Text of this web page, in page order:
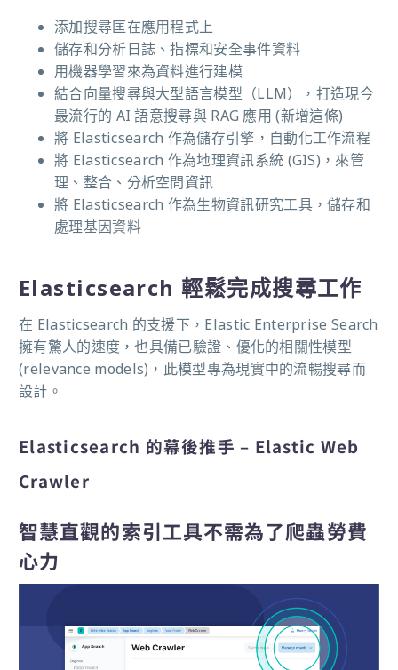
添加搜尋匡在應用程式上
儲存和分析日誌、指標和安全事件資料
用機器學習來為資料進行建模
結合向量搜尋與大型語言模型（LLM），打造現今
最流行的 AI 語意搜尋與 RAG 應用 (新增這條)
將 Elasticsearch 作為儲存引擎，自動化工作流程
將 Elasticsearch 作為地理資訊系統 (GIS)，來管
理、整合、分析空間資訊
將 Elasticsearch 作為生物資訊研究工具，儲存和
處理基因資料
Elasticsearch 輕鬆完成搜尋工作
在 Elasticsearch 的支援下，Elastic Enterprise Search
擁有驚人的速度，也具備已驗證、優化的相關性模型
(relevance models)，此模型專為現實中的流暢搜尋而
設計。
Elasticsearch 的幕後推手 – Elastic Web
Crawler
智慧直觀的索引工具不需為了爬蟲勞費
心力